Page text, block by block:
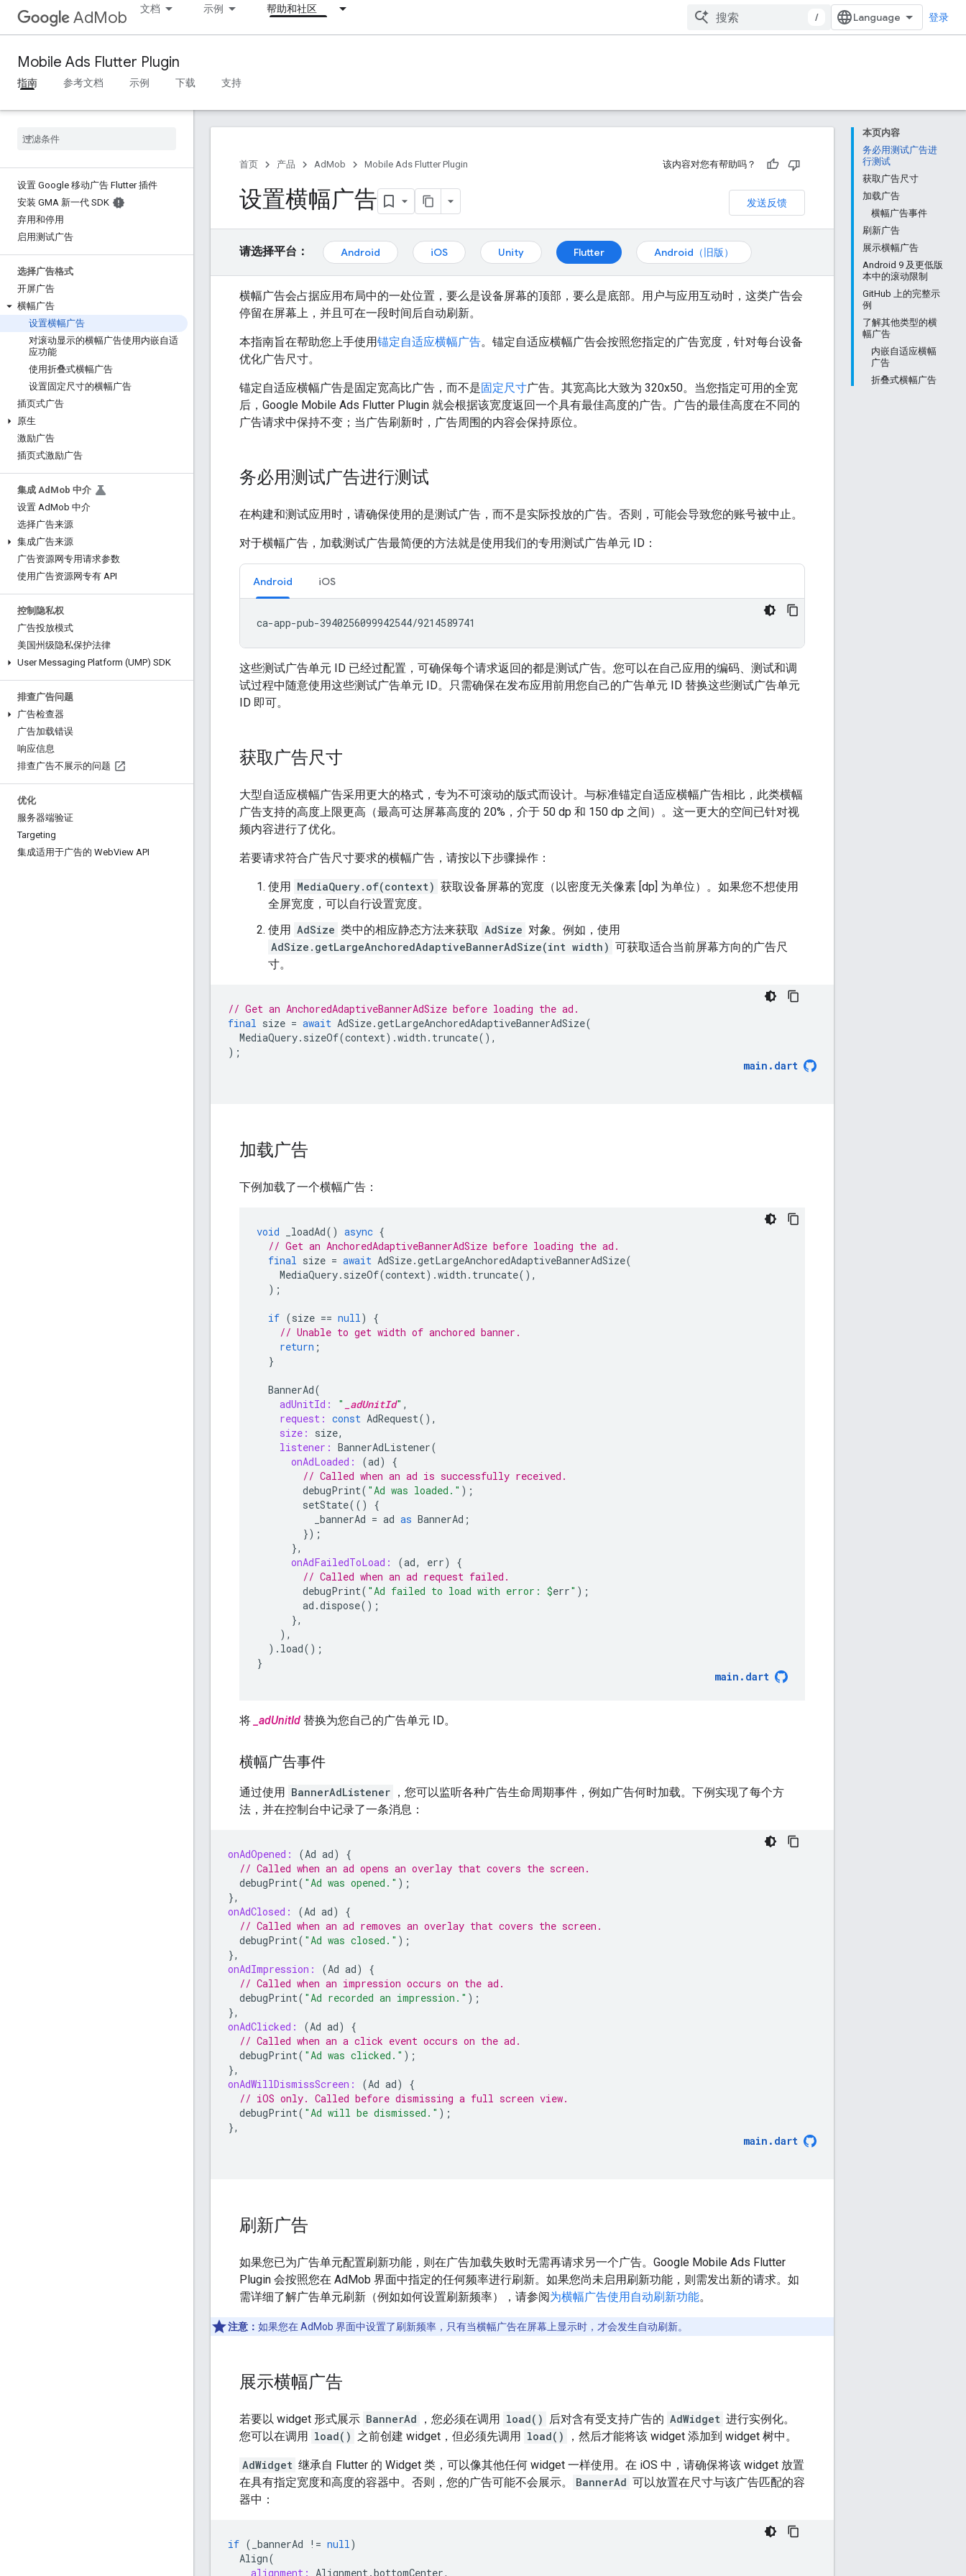
AdMob 文档 示例 帮助和社区
/ 登录
Mobile Ads Flutter Plugin
指南 参考文档 示例 下载 支持
设置 Google 移动广告 Flutter 插件
安装 GMA 新一代 SDK
弃用和停用
启用测试广告
选择广告格式
开屏广告
横幅广告
设置横幅广告
对滚动显示的横幅广告使用内嵌自适
应功能
使用折叠式横幅广告
设置固定尺寸的横幅广告
插页式广告
原生
激励广告
插页式激励广告
集成 Ad Mob 中介
设置 AdMob 中介
选择广告来源
集成广告来源
广告资源网专用请求参数
使用广告资源网专有 API
控制隐私权
广告投放模式
美国州级隐私保护法律
User Messaging Platform (UMP) SDK
排查广告问题
广告检查器
广告加载错误
响应信息
排查广告不展示的问题
优化
服务器端验证
Targeting
集成适用于广告的 WebView API
本页内容
务必用测试广告进
行测试
获取广告尺寸
加载广告
横幅广告事件
刷新广告
展示横幅广告
Android 9 及更低版
本中的滚动限制
GitHub 上的完整示
例
了解其他类型的横
幅广告
内嵌自适应横幅
广告
折叠式横幅广告
首页 产品 AdMob Mobile Ads Flutter Plugin 该内容对您有帮助吗？
发送反馈
设置横幅广告
请选择平台： Android iOS Unity Flutter Android（旧版）
横幅广告会占据应用布局中的一处位置，要么是设备屏幕的顶部，要么是底部。用户与应用互动时，这类广告会
停留在屏幕上，并且可在一段时间后自动刷新。
本指南旨在帮助您上手使用锚定自适应横幅广告。锚定自适应横幅广告会按照您指定的广告宽度，针对每台设备
优化广告尺寸。
锚定自适应横幅广告是固定宽高比广告，而不是固定尺寸广告。其宽高比大致为 320x50。当您指定可用的全宽
后， Google Mobile Ads Flutter Plugin 就会根据该宽度返回一个具有最佳高度的广告。广告的最佳高度在不同的
广告请求中保持不变；当广告刷新时，广告周围的内容会保持原位。
务必用测试广告进行测试
在构建和测试应用时，请确保使用的是测试广告，而不是实际投放的广告。否则，可能会导致您的账号被中止。
对于横幅广告，加载测试广告最简便的方法就是使用我们的专用测试广告单元 ID：
Android iOS
这些测试广告单元 ID 已经过配置，可确保每个请求返回的都是测试广告。您可以在自己应用的编码、测试和调
试过程中随意使用这些测试广告单元 ID。只需确保在发布应用前用您自己的广告单元 ID 替换这些测试广告单元
ID 即可。
获取广告尺寸
大型自适应横幅广告采用更大的格式，专为不可滚动的版式而设计。与标准锚定自适应横幅广告相比，此类横幅
广告支持的高度上限更高（最高可达屏幕高度的 20%，介于 50 dp 和 150 dp 之间）。这一更大的空间已针对视
频内容进行了优化。
若要请求符合广告尺寸要求的横幅广告，请按以下步骤操作：
使用 MediaQuery.of(context) 获取设备屏幕的宽度（以密度无关像素 [dp] 为单位）。如果您不想使用
全屏宽度，可以自行设置宽度。
使用 AdSize 类中的相应静态方法来获取 AdSize 对象。例如，使用
AdSize.getLargeAnchoredAdaptiveBannerAdSize(int width) 可获取适合当前屏幕方向的广告尺
寸。
// Get an AnchoredAdaptiveBannerAdSize before loading the ad.
final size = await AdSize.getLargeAnchoredAdaptiveBannerAdSize(
MediaQuery. sizeOf(context).width . truncate(),
);
main . dart
加载广告
下例加载了一个横幅广告：
void _loadAd() async {
// Get an AnchoredAdaptiveBannerAdSize before loading the ad.
final size = await AdSize.getLargeAnchoredAdaptiveBannerAdSize(
MediaQuery. sizeOf(context).width . truncate(),
);
if (size == null)
{
// Unable to get width of anchored banner.
return ;
}
BannerAd(
adUnitId:
" _adUnitId" ,
request: const AdRequest(),
size:
size,
listener: BannerAdListener(
onAdLoaded:
(ad)
{
// Called when an ad is successfully received.
debugPrint( "Ad was loaded." );
setState(()
{
_bannerAd = ad as BannerAd ;
});
},
onAdFailedToLoad:
(ad, err)
{
// Called when an ad request failed.
debugPrint( "Ad failed to load with error: $err" );
ad .dispose();
},
),
). load();
}
main . dart
将 _adUnitId 替换为您自己的广告单元 ID。
横幅广告事件
通过使用 BannerAdListener ，您可以监听各种广告生命周期事件，例如广告何时加载。下例实现了每个方
法，并在控制台中记录了一条消息：
onAdOpened: (Ad ad)
{
// Called when an ad opens an overlay that covers the screen.
debugPrint( "Ad was opened." );
},
onAdClosed:
(Ad ad)
{
// Called when an ad removes an overlay that covers the screen.
debugPrint( "Ad was closed." );
},
onAdImpression:
(Ad ad)
{
// Called when an impression occurs on the ad.
debugPrint( "Ad recorded an impression." );
},
onAdClicked:
(Ad ad)
{
// Called when an a click event occurs on the ad.
debugPrint( "Ad was clicked." );
},
onAdWillDismissScreen:
(Ad ad)
{
// iOS only. Called before dismissing a full screen view.
debugPrint( "Ad will be dismissed." );
},
main . dart
刷新广告
如果您已为广告单元配置刷新功能，则在广告加载失败时无需再请求另一个广告。 Google Mobile Ads Flutter
Plugin 会按照您在 AdMob 界面中指定的任何频率进行刷新。如果您尚未启用刷新功能，则需发出新的请求。如
需详细了解广告单元刷新（例如如何设置刷新频率），请参阅为横幅广告使用自动刷新功能。
注意： 如果您在 AdMob 界面中设置了刷新频率，只有当横幅广告在屏幕上显示时，才会发生自动刷新。
展示横幅广告
若要以 widget 形式展示 BannerAd ，您必须在调用 load() 后对含有受支持广告的 AdWidget 进行实例化。
您可以在调用 load() 之前创建 widget，但必须先调用 load() ，然后才能将该 widget 添加到 widget 树中。
AdWidget 继承自 Flutter 的 Widget 类，可以像其他任何 widget 一样使用。在 iOS 中，请确保将该 widget 放置
在具有指定宽度和高度的容器中。否则，您的广告可能不会展示。
BannerAd 可以放置在尺寸与该广告匹配的容
器中：
if ( _bannerAd != null)
Align(
alignment:
Alignment .bottomCenter,